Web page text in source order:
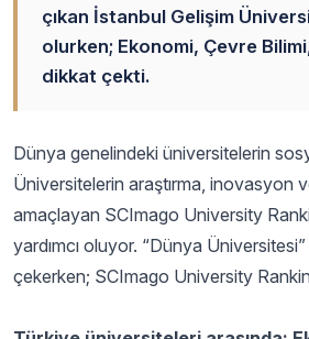
çıkan İstanbul Gelişim
olurken; Ekonomi, Çevre
dikkat çekti.
Dünya genelindeki üniversitelerin
Üniversitelerin araştırma, inovasyon
amaçlayan SCImago University
yardımcı oluyor. “Dünya
çekerken; SCImago University